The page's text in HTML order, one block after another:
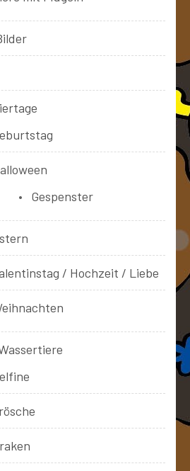
Gespenster
/ Hochzeit / Liebe